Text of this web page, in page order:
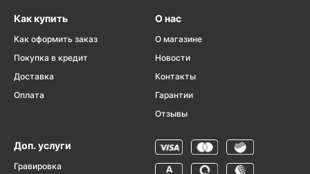
Как купить
Как оформить заказ
Покупка в кредит
Доставка
Оплата
О нас
О магазине
Новости
Контакты
Гарантии
Отзывы
Доп. услуги
Гравировка